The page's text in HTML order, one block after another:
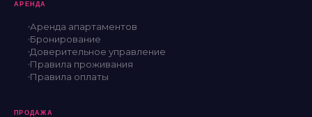
АРЕНДА
Аренда апартаментов
Бронирование
Доверительное управление
Правила проживания
Правила оплаты
ПРОДАЖА